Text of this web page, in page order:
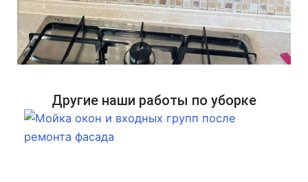
Другие наши работы по уборке